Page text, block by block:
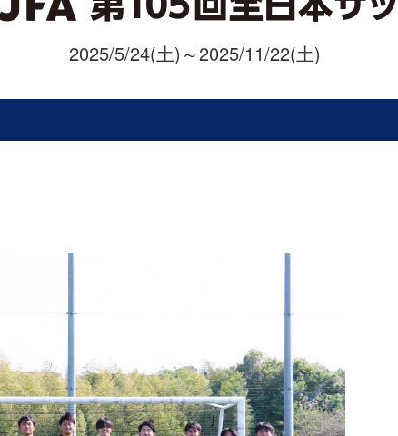
2025/5/24(土)～2025/11/22(土)